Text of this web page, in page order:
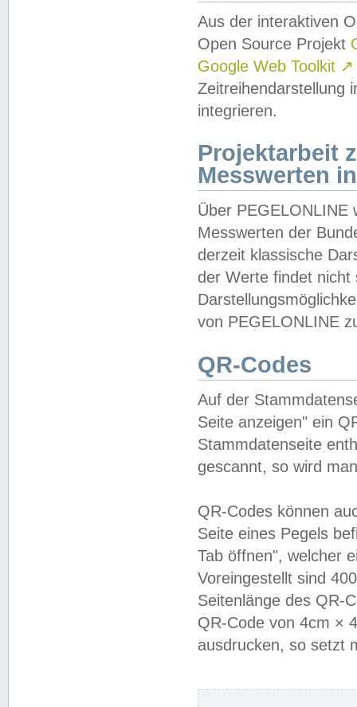
Aus der interaktiven
Open Source Projekt
Google Web Toolkit ↗
Zeitreihendarstellung
integrieren.
Projektarbeit
Messwerten
Über PEGELONLINE
Messwerten der
derzeit klassische
der Werte findet
von PEGELONLINE
QR-Codes
Auf der
Seite anzeigen" ein
Stammdatenseite
gescannt, so wird
QR-Codes können
Seite eines Pegels
Tab öffnen", welcher
Voreingestellt sind
Seitenlänge des QR-
QR-Code von 4cm ×
ausdrucken, so setzt